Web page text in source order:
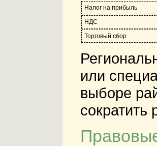
Налог на прибыль
НДС
Торговый сбор
или
выборе
сократить